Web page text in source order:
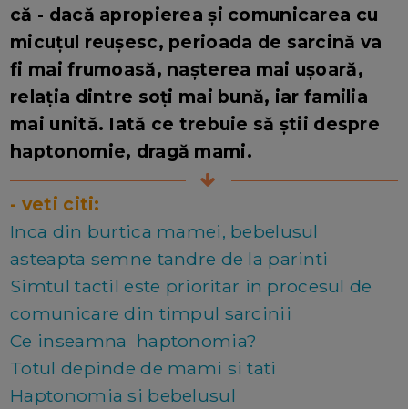
că - dacă apropierea și comunicarea cu
micuțul reușesc, perioada de sarcină va
fi mai frumoasă, nașterea mai ușoară,
relația dintre soți mai bună, iar familia
mai unită. Iată ce trebuie să știi despre
haptonomie, dragă mami.
- veti citi:
Inca din burtica mamei, bebelusul
asteapta semne tandre de la parinti
Simtul tactil este prioritar in procesul de
comunicare din timpul sarcinii
Ce inseamna haptonomia?
Totul depinde de mami si tati
Haptonomia si bebelusul